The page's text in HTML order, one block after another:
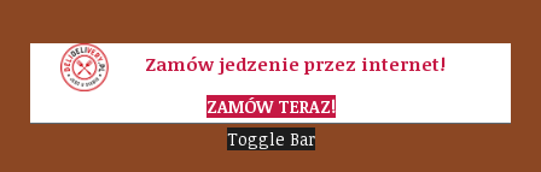
Zamów jedzenie przez internet!
ZAMÓW TERAZ!
Toggle Bar